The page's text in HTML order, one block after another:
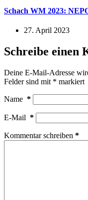
Schach WM 2023:
27. April 2023
Schreibe einen
Deine E-Mail-Adresse
Felder sind mit * markiert
Name *
E-Mail *
Kommentar schreiben *